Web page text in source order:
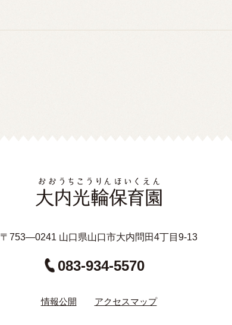
〒753—0241 山口県山口市大内問田4丁目9-13
083-934-5570
情報公開 アクセスマップ